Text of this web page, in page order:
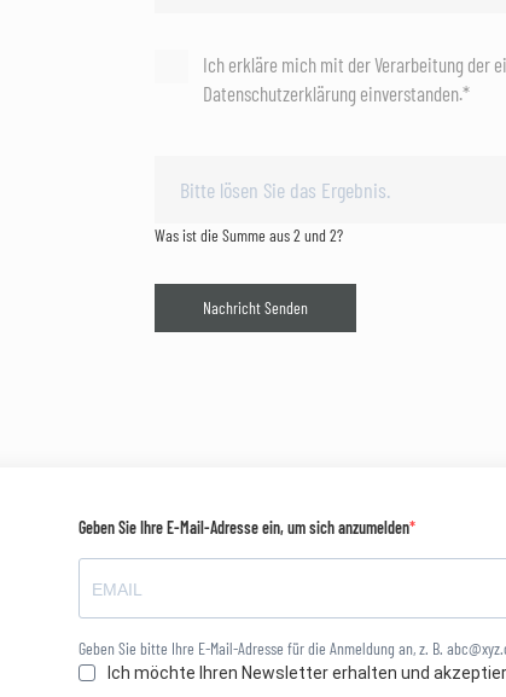
Ich erkläre mich mit der Verarbeitung der
Datenschutzerklärung einverstanden.*
Was ist die Summe aus 2 und 2?
Nachricht Senden
Geben Sie Ihre E-Mail-Adresse ein, um sich anzumelden
Geben Sie bitte Ihre E-Mail-Adresse für die Anmeldung an, z. B.
Ich möchte Ihren Newsletter erhalten und